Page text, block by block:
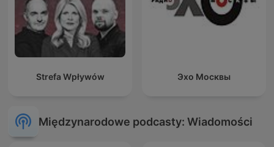
Strefa Wpływów Эхо Москвы
Międzynarodowe podcasty: Wiadomości